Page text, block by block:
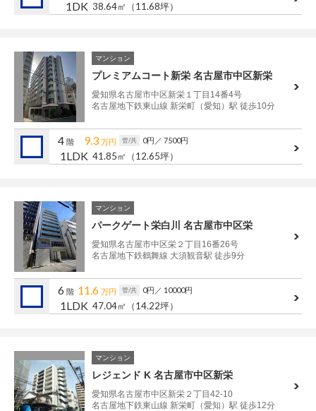
1DK 38.64㎡ （11.68坪）
マンション
プレミアムコート新栄 名古屋市中区新栄
愛知県名古屋市中区新栄１丁目14番4号
名古屋地下鉄東山線 新栄町（愛知）駅 徒歩10分
4 階 9.3 万円 管/共 0円 ／ 7500円
1LDK 41.85㎡ （12.65坪）
マンション
パークゲート栄白川 名古屋市中区栄
愛知県名古屋市中区栄２丁目16番26号
名古屋地下鉄鶴舞線 大須観音駅 徒歩9分
6 階 11.6 万円 管/共 0円 ／ 10000円
1LDK 47.04㎡ （14.22坪）
マンション
レジェンド K 名古屋市中区新栄
愛知県名古屋市中区新栄２丁目42-10
名古屋地下鉄東山線 新栄町（愛知）駅 徒歩12分